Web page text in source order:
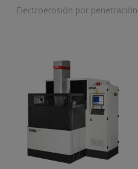
Electroerosión por penetración